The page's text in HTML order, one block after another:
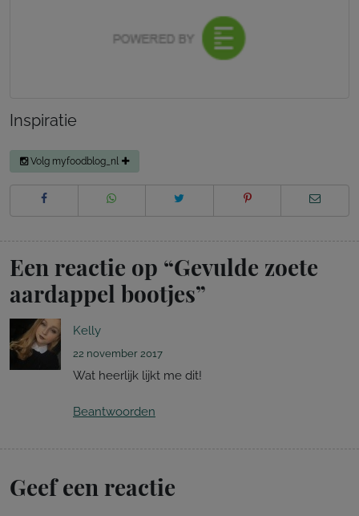
Inspiratie
Volg myfoodblog_nl
Een reactie op “Gevulde zoete
aardappel bootjes”
Kelly
22 november 2017
Wat heerlijk lijkt me dit!
Beantwoorden
Geef een reactie